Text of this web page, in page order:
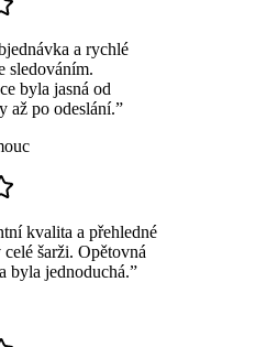
a rychlé
sledováním.
byla jasná od
až po odeslání.”
kvalita a přehledné
šarži. Opětovná
byla jednoduchá.”